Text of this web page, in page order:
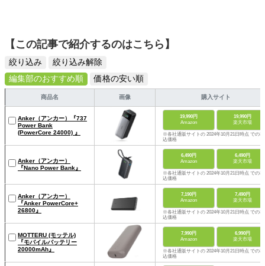
【この記事で紹介するのはこちら】
絞り込み
絞り込み解除
編集部のおすすめ順
価格の安い順
商品名 画像 購入サイト
Anker（アンカー）『737
Power Bank
(PowerCore 24000) 』
19,990円
Amazon
19,990円
楽天市場
※各社通販サイトの 2024年10月21日時点 での税
込価格
Anker（アンカー）
『Nano Power Bank』
6,490円
Amazon
6,490円
楽天市場
※各社通販サイトの 2024年10月21日時点 での税
込価格
Anker（アンカー）
『Anker PowerCore+
26800』
7,190円
Amazon
7,490円
楽天市場
※各社通販サイトの 2024年10月21日時点 での税
込価格
MOTTERU (モッテル)
『モバイルバッテリー
20000mAh』
7,990円
Amazon
6,990円
楽天市場
※各社通販サイトの 2024年10月21日時点 での税
込価格